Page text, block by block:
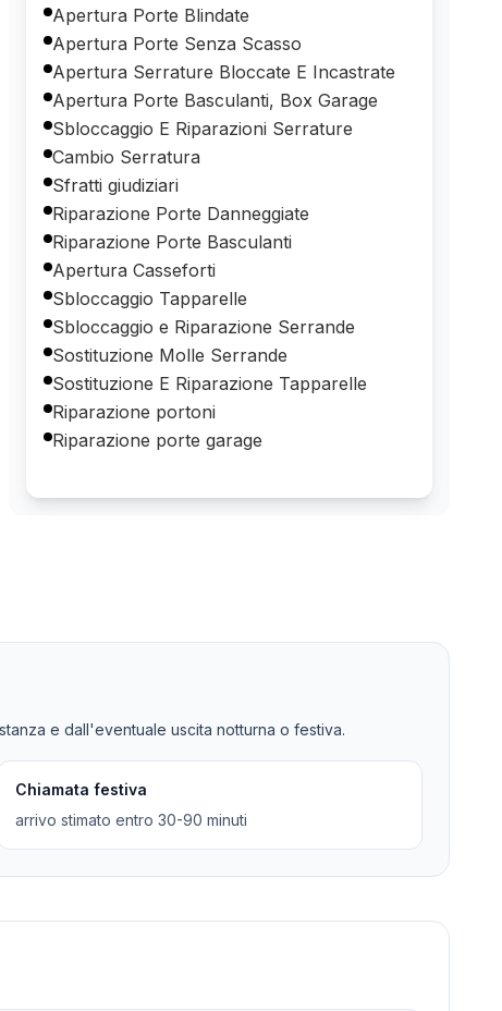
Apertura Porte Blindate
Apertura Porte Senza Scasso
Apertura Serrature Bloccate E Incastrate
Apertura Porte Basculanti, Box Garage
Sbloccaggio E Riparazioni Serrature
Cambio Serratura
Sfratti giudiziari
Riparazione Porte Danneggiate
Riparazione Porte Basculanti
Apertura Casseforti
Sbloccaggio Tapparelle
Sbloccaggio e Riparazione Serrande
Sostituzione Molle Serrande
Sostituzione E Riparazione Tapparelle
Riparazione portoni
Riparazione porte garage
e dall'eventuale uscita notturna o festiva.
Chiamata festiva
arrivo stimato entro 30-90 minuti